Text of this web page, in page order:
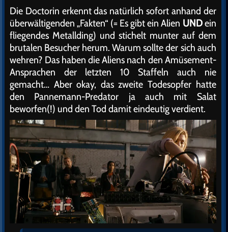
Die Doctorin erkennt das natürlich sofort anhand der
überwältigenden „Fakten“ (= Es gibt ein Alien UNDein
fliegendes Metallding) und stichelt munter auf dem
brutalen Besucher herum. Warum sollte der sich auch
wehren? Das haben die Aliens nach den Amüsement-
Ansprachen der letzten 10 Staffeln auch nie
gemacht… Aber okay, das zweite Todesopfer hatte
den Pannemann-Predator ja auch mit Salat
beworfen(!) und den Tod damit eindeutig verdient.